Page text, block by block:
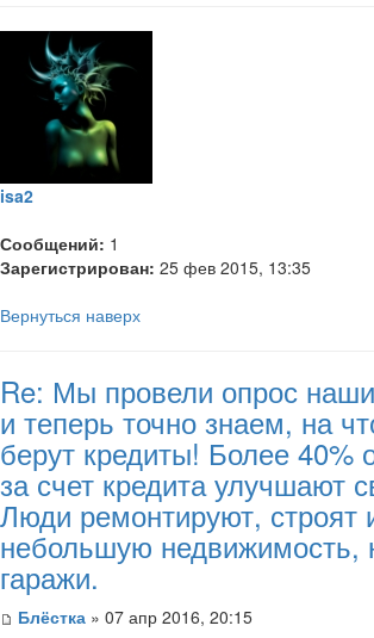
isa2
Сообщений: 1
Зарегистрирован: 25 фев 2015, 13:35
Вернуться наверх
Re: Мы провели опрос
и теперь точно знаем, на
берут кредиты! Более 40%
за счет кредита улучшают
Люди ремонтируют, строят
небольшую недвижимость,
гаражи.
Блёстка » 07 апр 2016, 20:15